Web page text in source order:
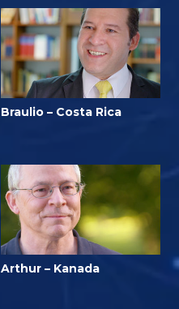
Braulio – Costa Rica
Arthur – Kanada